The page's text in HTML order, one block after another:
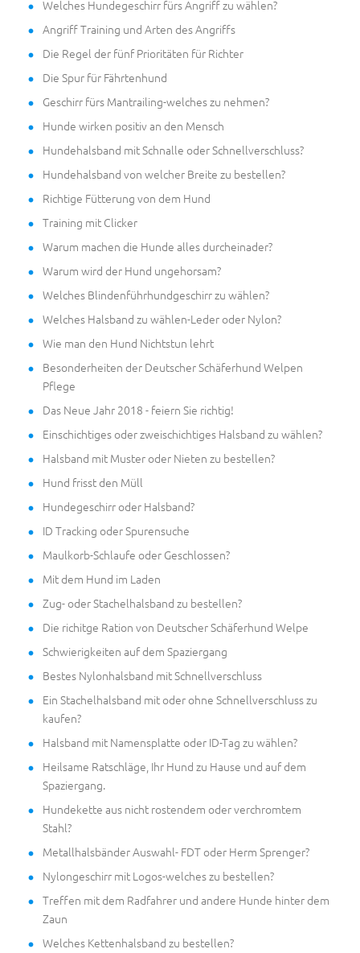
Welches Hundegeschirr fürs Angriff zu wählen?
Angriff Training und Arten des Angriffs
Die Regel der fünf Prioritäten für Richter
Die Spur für Fährtenhund
Geschirr fürs Mantrailing-welches zu nehmen?
Hunde wirken positiv an den Mensch
Hundehalsband mit Schnalle oder Schnellverschluss?
Hundehalsband von welcher Breite zu bestellen?
Richtige Fütterung von dem Hund
Training mit Clicker
Warum machen die Hunde alles durcheinader?
Warum wird der Hund ungehorsam?
Welches Blindenführhundgeschirr zu wählen?
Welches Halsband zu wählen-Leder oder Nylon?
Wie man den Hund Nichtstun lehrt
Besonderheiten der Deutscher Schäferhund Welpen
Pflege
Das Neue Jahr 2018 - feiern Sie richtig!
Einschichtiges oder zweischichtiges Halsband zu wählen?
Halsband mit Muster oder Nieten zu bestellen?
Hund frisst den Müll
Hundegeschirr oder Halsband?
ID Tracking oder Spurensuche
Maulkorb-Schlaufe oder Geschlossen?
Mit dem Hund im Laden
Zug- oder Stachelhalsband zu bestellen?
Die richitge Ration von Deutscher Schäferhund Welpe
Schwierigkeiten auf dem Spaziergang
Bestes Nylonhalsband mit Schnellverschluss
Ein Stachelhalsband mit oder ohne Schnellverschluss zu
kaufen?
Halsband mit Namensplatte oder ID-Tag zu wählen?
Heilsame Ratschläge, Ihr Hund zu Hause und auf dem
Spaziergang.
Hundekette aus nicht rostendem oder verchromtem
Stahl?
Metallhalsbänder Auswahl- FDT oder Herm Sprenger?
Nylongeschirr mit Logos-welches zu bestellen?
Treffen mit dem Radfahrer und andere Hunde hinter dem
Zaun
Welches Kettenhalsband zu bestellen?